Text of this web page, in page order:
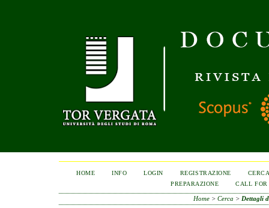
HOME INFO LOGIN REGISTRAZIONE
PREPARAZIONE
CALL FOR
Home> Cerca > Dettagli